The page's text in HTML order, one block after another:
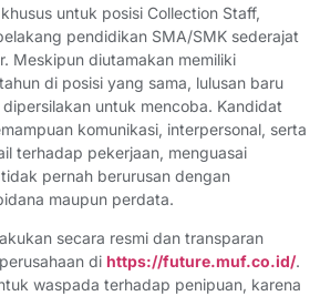
untuk posisi Collection Staff,
pendidikan SMA/SMK sederajat
Meskipun diutamakan memiliki
di posisi yang sama, lulusan baru
untuk mencoba. Kandidat
komunikasi, interpersonal, serta
terhadap pekerjaan, menguasai
pernah berurusan dengan
maupun perdata.
secara resmi dan transparan
di https://future.muf.co.id/.
waspada terhadap penipuan, karena